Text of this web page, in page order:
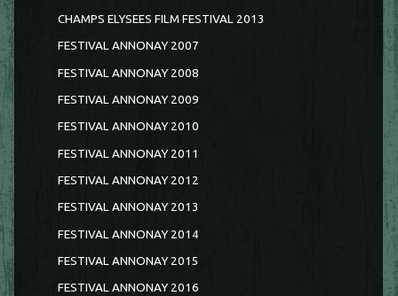
CHAMPS ELYSEES FILM FESTIVAL 2013
FESTIVAL ANNONAY 2007
FESTIVAL ANNONAY 2008
FESTIVAL ANNONAY 2009
FESTIVAL ANNONAY 2010
FESTIVAL ANNONAY 2011
FESTIVAL ANNONAY 2012
FESTIVAL ANNONAY 2013
FESTIVAL ANNONAY 2014
FESTIVAL ANNONAY 2015
FESTIVAL ANNONAY 2016